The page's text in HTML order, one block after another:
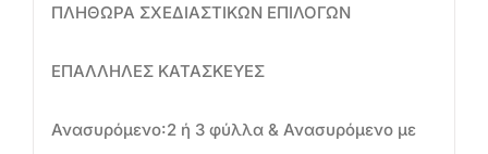
ΠΛΗΘΩΡΑ ΣΧΕΔΙΑΣΤΙΚΩΝ ΕΠΙΛΟΓΩΝ
ΕΠΑΛΛΗΛΕΣ ΚΑΤΑΣΚΕΥΕΣ
Ανασυρόμενο:2 ή 3 φύλλα & Ανασυρόμενο με